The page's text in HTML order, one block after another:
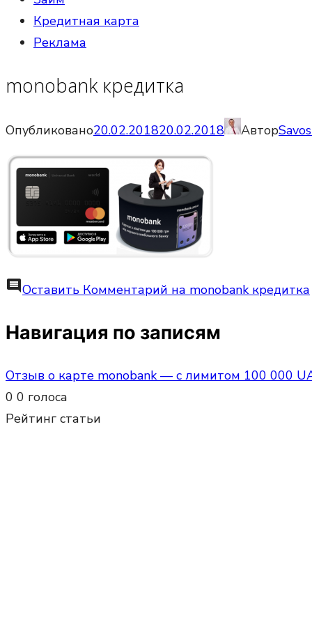
Кредитная карта
Реклама
monobank кредитка
Опубликовано20.02.201820.02.2018 Автор
commentОставить Комментарий на monobank кредитка
Навигация по записям
Отзыв о карте monobank — с лимитом 100 000
0 0 голоса
Рейтинг статьи